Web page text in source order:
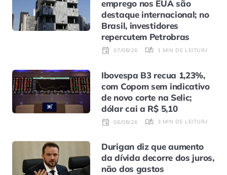
emprego nos EUA são
destaque internacional; no
Brasil, investidores
repercutem Petrobras
07/08/26 1 MIN DE LEITURA
Ibovespa B3 recua 1,23%,
com Copom sem indicativo
de novo corte na Selic;
dólar cai a R$ 5,10
06/08/26 3 MIN DE LEITURA
Durigan diz que aumento
da dívida decorre dos juros,
não dos gastos